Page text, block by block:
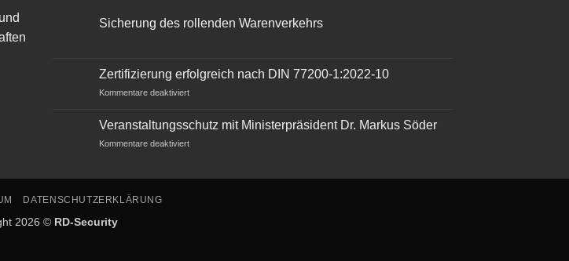
Sicherung des rollenden Warenverkehrs
Zertifizierung erfolgreich nach DIN 77200-1:2022-10
Kommentare deaktiviert
Veranstaltungsschutz mit Ministerpräsident Dr. Markus Söder
Kommentare deaktiviert
DATENSCHUTZERKLÄRUNG
2026 © RD-Security